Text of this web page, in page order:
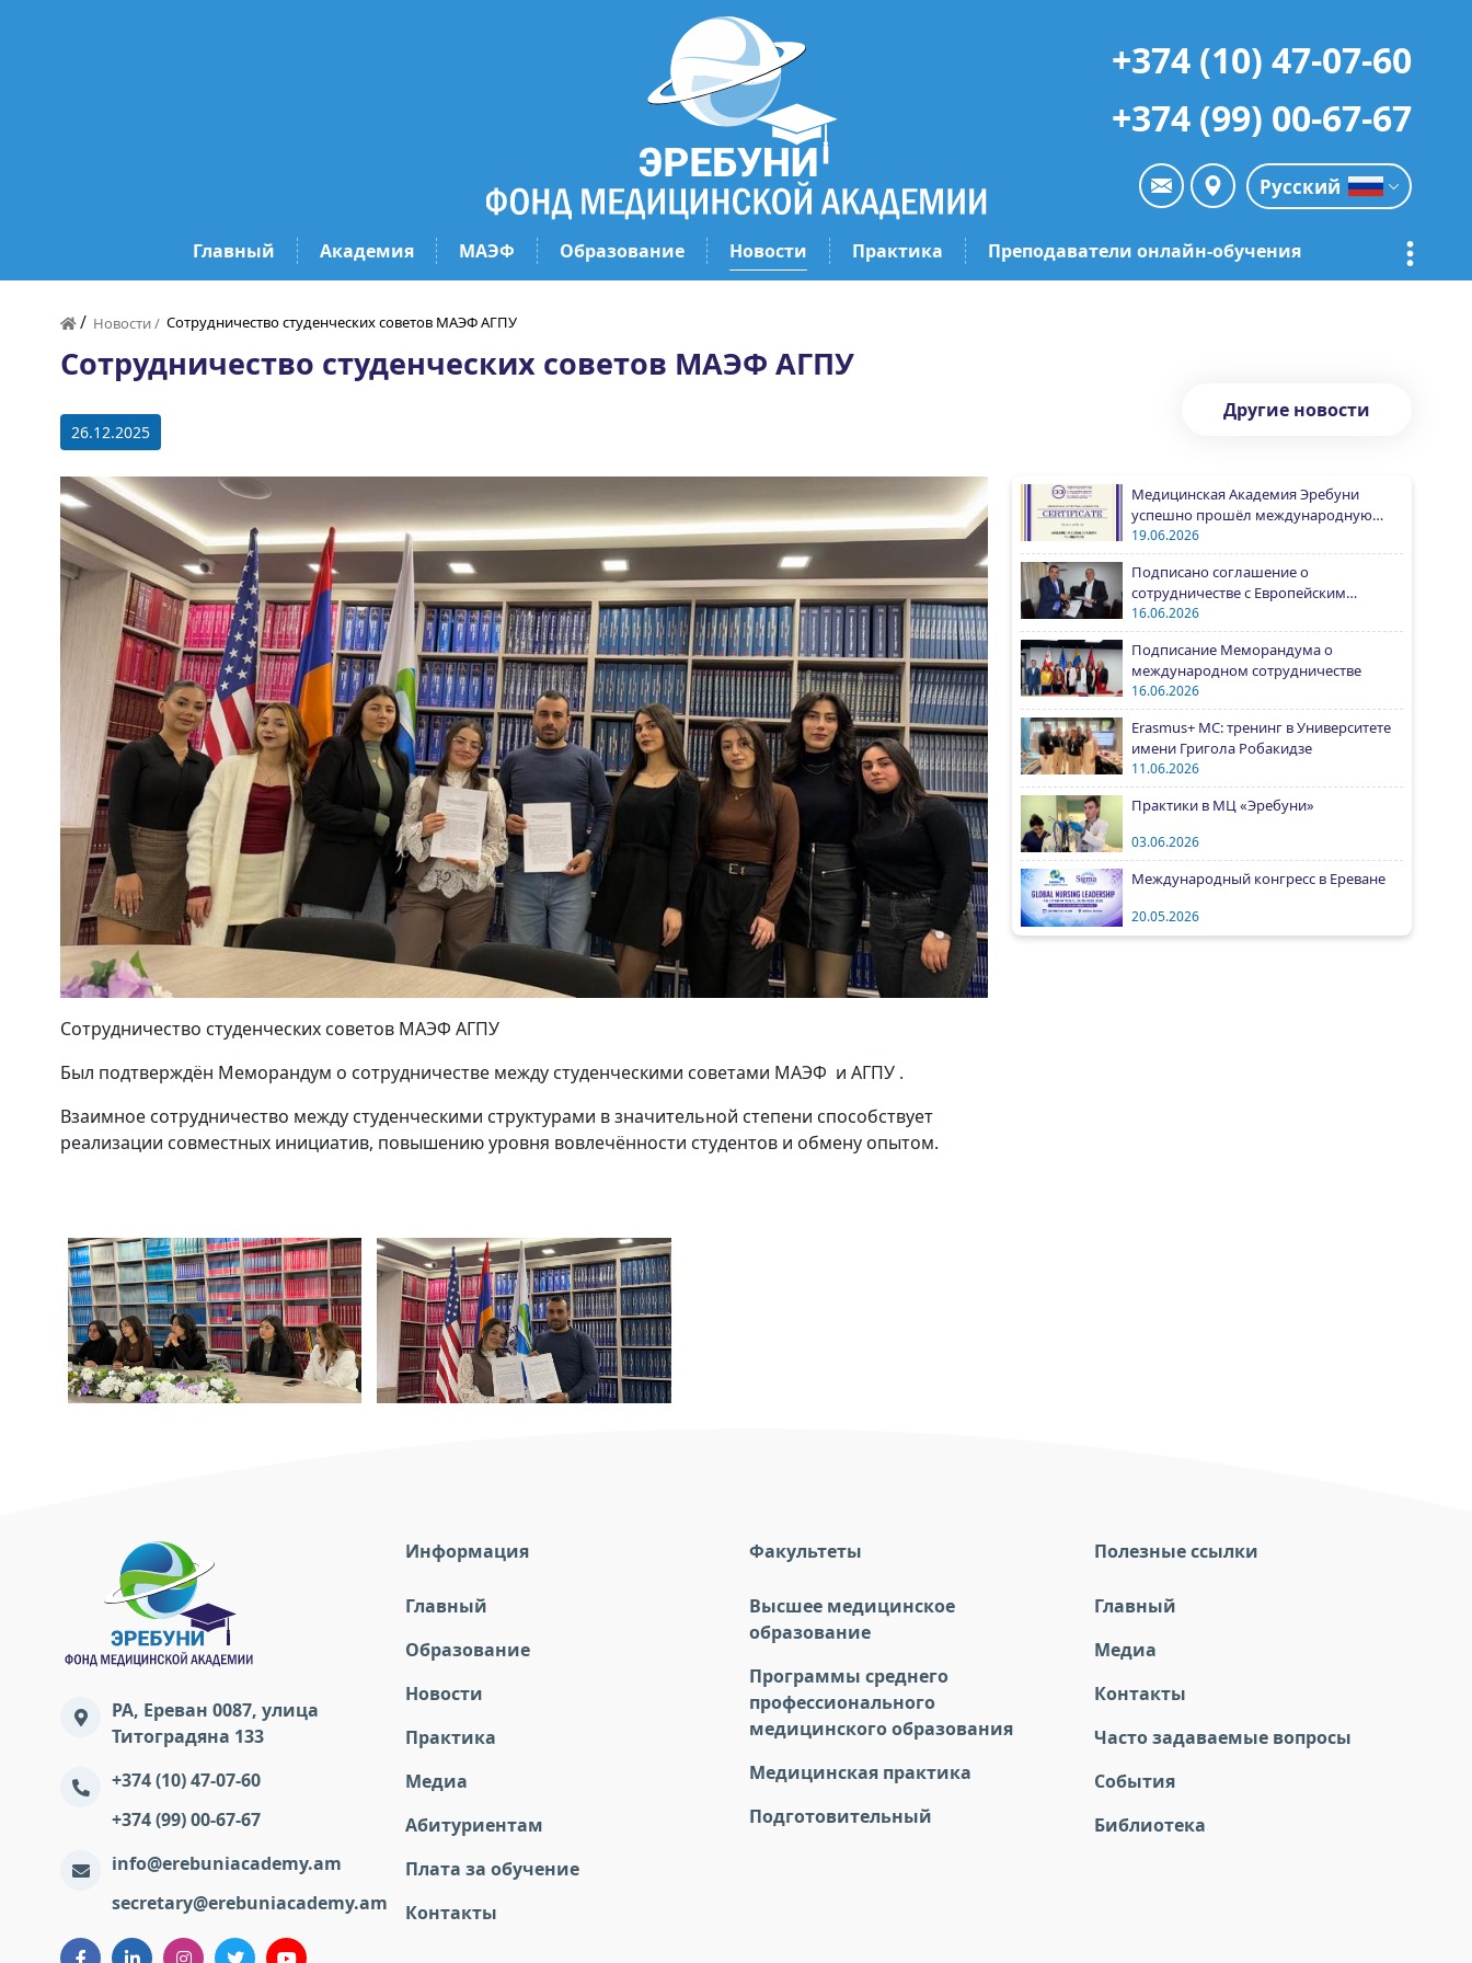
+374 (10) 47-07-60
+374 (99) 00-67-67
Русский
Главный Академия МАЭФ Образование Новости Практика Преподаватели онлайн-обучения
/ Новости / Сотрудничество студенческих советов МАЭФ АГПУ
Сотрудничество студенческих советов МАЭФ АГПУ
26.12.2025
Сотрудничество студенческих советов МАЭФ АГПУ
Был подтверждён Меморандум о сотрудничестве между студенческими советами МАЭФ и АГПУ .
Взаимное сотрудничество между студенческими структурами в значительной степени способствует
реализации совместных инициатив, повышению уровня вовлечённости студентов и обмену опытом.
Другие новости
Медицинская Академия Эребуни
успешно прошёл международную
аккредитацию IAAR
19.06.2026
Подписано соглашение о
сотрудничестве с Европейским
университетом Армении
16.06.2026
Подписание Меморандума о
международном сотрудничестве
16.06.2026
Erasmus+ MC: тренинг в Университете
имени Григола Робакидзе
11.06.2026
Практики в МЦ «Эребуни»
03.06.2026
Международный конгресс в Ереване
20.05.2026
РА, Ереван 0087, улица
Титоградяна 133
+374 (10) 47-07-60
+374 (99) 00-67-67
info@erebuniacademy.am
secretary@erebuniacademy.am
Информация
Главный
Образование
Новости
Практика
Медиа
Абитуриентам
Плата за обучение
Контакты
Факультеты
Высшее медицинское
образование
Программы среднего
профессионального
медицинского образования
Медицинская практика
Подготовительный
Полезные ссылки
Главный
Медиа
Контакты
Часто задаваемые вопросы
События
Библиотека